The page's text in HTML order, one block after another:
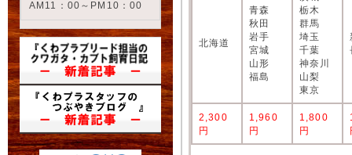
AM11：00～PM10：00
北海道
青森
秋田
岩手
宮城
山形
福島
栃木
群馬
埼玉
千葉
神奈川
山梨
東京
2,300
円
1,960
円
1,800
円